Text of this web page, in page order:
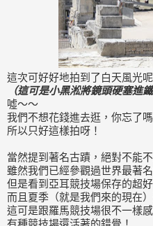
這次可好好地拍到了白天風光呢
（這可是小黑淞將鏡頭硬塞進鐵
噓～～
我們不想花錢進去逛，你忘了嗎
所以只好這樣拍呀！
當然提到著名古蹟，絕對不能
雖然我們已經參觀過世界最著
但是看到亞耳競技場保存的超好
而且夏季（就是我們來的現在
這可是跟羅馬競技場很不一樣感
有種競技場還活著的錯覺！